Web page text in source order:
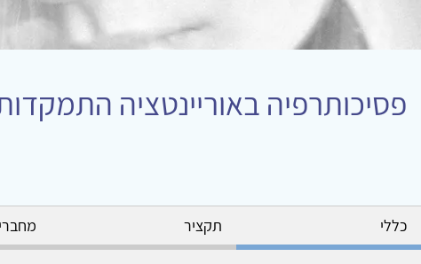
פסיכותרפיה באוריינטציה
כללי תקציר